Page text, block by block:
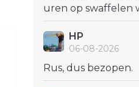
uren op swaffelen
HP
06-08-2026
Rus, dus bezopen.